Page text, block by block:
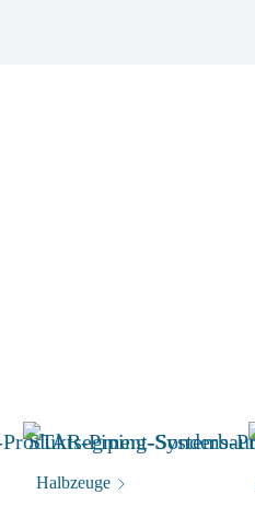
Halbzeuge